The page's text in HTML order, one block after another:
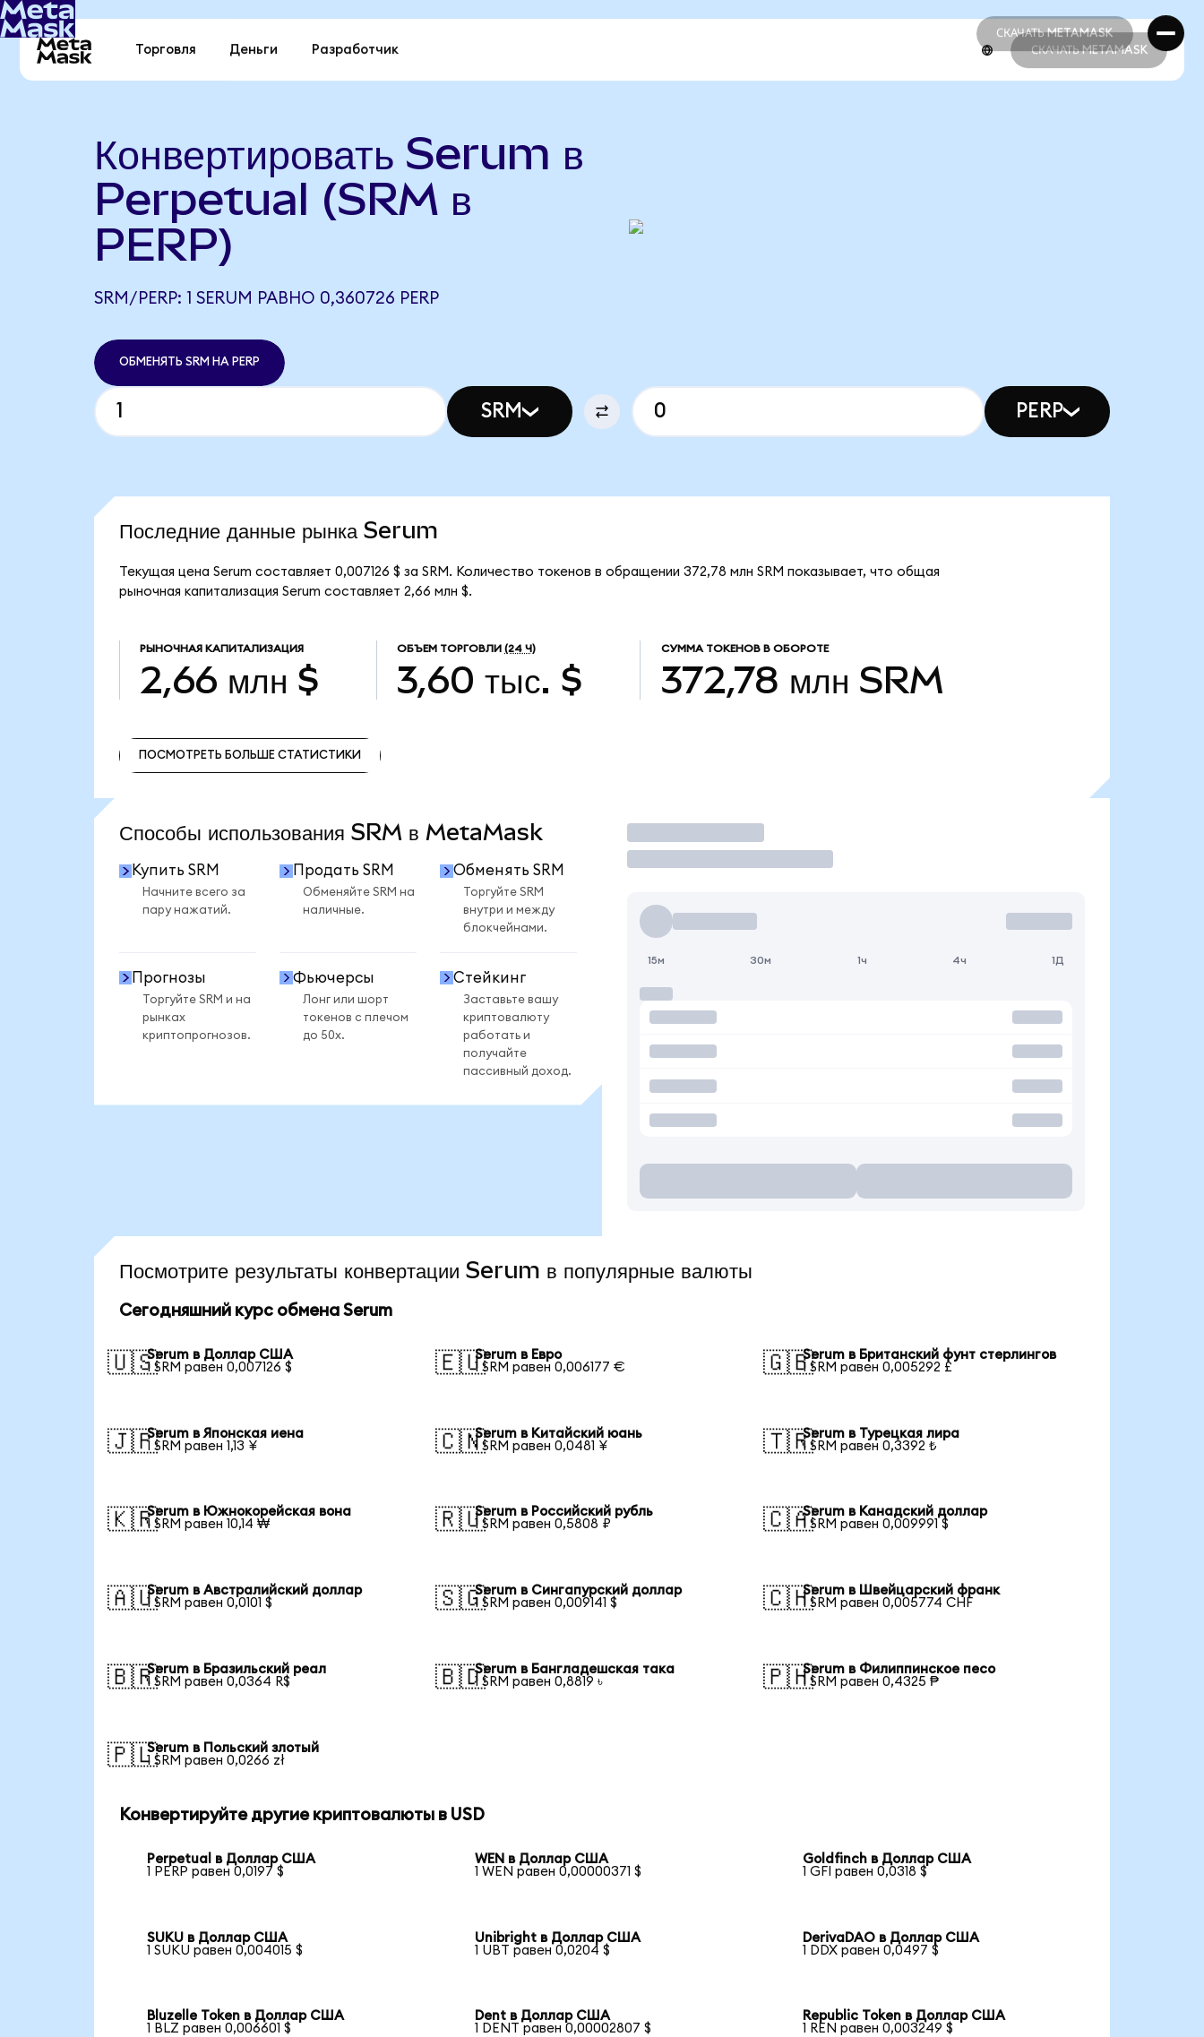
СКАЧАТЬ METAMASK
СКАЧАТЬ METAMASK
Торговля Деньги Разработчик СКАЧАТЬ METAMASK
Конвертировать Serum в
Perpetual (SRM в
PERP)
SRM/PERP: 1 SERUM РАВНО 0,360726 PERP
ОБМЕНЯТЬ SRM НА PERP
SRM PERP
Последние данные рынка Serum
Текущая цена Serum составляет 0,007126 $ за SRM. Количество токенов в обращении 372,78 млн SRM показывает, что общая
рыночная капитализация Serum составляет 2,66 млн $.
РЫНОЧНАЯ КАПИТАЛИЗАЦИЯ
2,66 млн $
ОБЪЕМ ТОРГОВЛИ (24 Ч)
3,60 тыс. $
СУММА ТОКЕНОВ В ОБОРОТЕ
372,78 млн SRM
ПОСМОТРЕТЬ БОЛЬШЕ СТАТИСТИКИ
Способы использования SRM в MetaMask
Купить SRM
Начните всего за
пару нажатий.
Продать SRM
Обменяйте SRM на
наличные.
Обменять SRM
Торгуйте SRM
внутри и между
блокчейнами.
Прогнозы
Торгуйте SRM и на
рынках
криптопрогнозов.
Фьючерсы
Лонг или шорт
токенов с плечом
до 50x.
Стейкинг
Заставьте вашу
криптовалюту
работать и
получайте
пассивный доход.
Торговать
15м 30м 1ч 4ч 1Д
Посмотрите результаты конвертации Serum в популярные валюты
Сегодняшний курс обмена Serum
🇺🇸Serum в Доллар США
1 SRM равен 0,007126 $
🇪🇺Serum в Евро
1 SRM равен 0,006177 €
🇬🇧Serum в Британский фунт стерлингов
1 SRM равен 0,005292 £
🇯🇵Serum в Японская иена
1 SRM равен 1,13 ¥
🇨🇳Serum в Китайский юань
1 SRM равен 0,0481 ¥
🇹🇷Serum в Турецкая лира
1 SRM равен 0,3392 ₺
🇰🇷Serum в Южнокорейская вона
1 SRM равен 10,14 ₩
🇷🇺Serum в Российский рубль
1 SRM равен 0,5808 ₽
🇨🇦Serum в Канадский доллар
1 SRM равен 0,009991 $
🇦🇺Serum в Австралийский доллар
1 SRM равен 0,0101 $
🇸🇬Serum в Сингапурский доллар
1 SRM равен 0,009141 $
🇨🇭Serum в Швейцарский франк
1 SRM равен 0,005774 CHF
🇧🇷Serum в Бразильский реал
1 SRM равен 0,0364 R$
🇧🇩Serum в Бангладешская така
1 SRM равен 0,8819 ৳
🇵🇭Serum в Филиппинское песо
1 SRM равен 0,4325 ₱
🇵🇱Serum в Польский злотый
1 SRM равен 0,0266 zł
Конвертируйте другие криптовалюты в USD
Perpetual в Доллар США
1 PERP равен 0,0197 $
WEN в Доллар США
1 WEN равен 0,00000371 $
Goldfinch в Доллар США
1 GFI равен 0,0318 $
SUKU в Доллар США
1 SUKU равен 0,004015 $
Unibright в Доллар США
1 UBT равен 0,0204 $
DerivaDAO в Доллар США
1 DDX равен 0,0497 $
Bluzelle Token в Доллар США
1 BLZ равен 0,006601 $
Dent в Доллар США
1 DENT равен 0,00002807 $
Republic Token в Доллар США
1 REN равен 0,003249 $